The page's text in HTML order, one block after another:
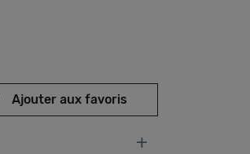
Ajouter aux favoris
+